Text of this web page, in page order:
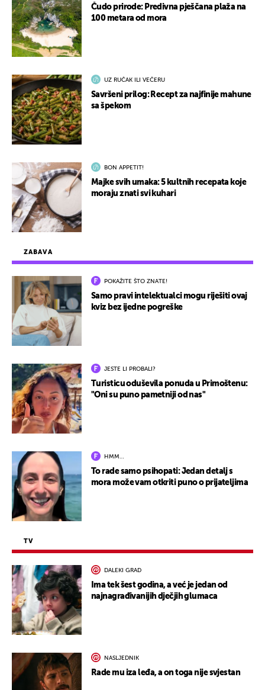
ZABAVA
POKAŽITE ŠTO ZNATE!
Samo pravi intelektualci mogu riješiti ovaj
kviz bez ijedne pogreške
JESTE LI PROBALI?
Turisticu oduševila ponuda u Primoštenu:
"Oni su puno pametniji od nas"
HMM…
To rade samo psihopati: Jedan detalj s
mora može vam otkriti puno o prijateljima
TV
DALEKI GRAD
Ima tek šest godina, a već je jedan od
najnagrađivanijih dječjih glumaca
NASLJEDNIK
Rade mu iza leđa, a on toga nije svjestan
Čudo prirode: Predivna pješčana plaža na
100 metara od mora
UZ RUČAK ILI VEČERU
Savršeni prilog: Recept za najfinije mahune
sa špekom
BON APPETIT!
Majke svih umaka: 5 kultnih recepata koje
moraju znati svi kuhari